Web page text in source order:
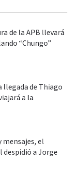
de la APB llevará
“Chungo”
llegada de Thiago
a la
mensajes, el
a Jorge